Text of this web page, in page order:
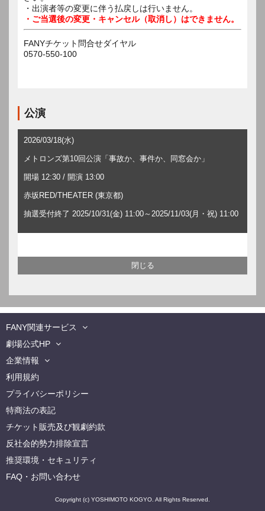
・出演者等の変更に伴う払戻しは行いません。
・ご当選後の変更・キャンセル（取消し）はできません。
FANYチケット問合せダイヤル
0570-550-100
公演
2026/03/18(水)
メトロンズ第10回公演「事故か、事件か、同窓会か」
開場 12:30 / 開演 13:00
赤坂RED/THEATER (東京都)
抽選受付終了 2025/10/31(金) 11:00～2025/11/03(月・祝) 11:00
FANY関連サービス
劇場公式HP
企業情報
利用規約
プライバシーポリシー
特商法の表記
チケット販売及び観劇約款
反社会的勢力排除宣言
推奨環境・セキュリティ
FAQ・お問い合わせ
Copyright (c) YOSHIMOTO KOGYO. All Rights Reserved.